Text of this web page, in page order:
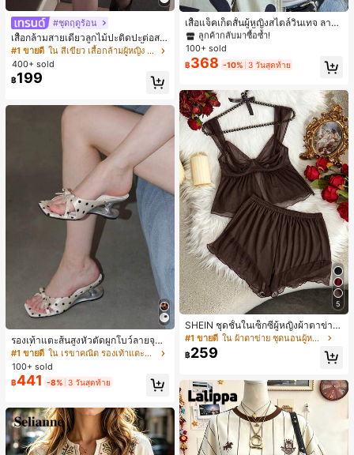
#ชุดฤดูร้อน
เสื้อกล้ามสายเดี่ยวลูกไม้ปะติดปะต่อสไ
ตล์เกาหลี, สุนทรียศาสตร์ Y2K, เสื้อผ้าส
ตรีทแวร์ลำลองฤดูร้อน
#1 ขายดี
ใน สีเขียว เสื้อกล้ามผู้หญิง & Camis
400+ sold
฿199
รองเท้าแตะส้นสูงหัวตัดผูกโบว์ลายจุดส
ายเดี่ยวส้นไม่สมมาตรสำหรับผู้หญิง, รอ
งเท้าแตะส้นสูงหนังเทียมสีขาวหรูหรา
สำหรับฤดูร้อน
#1 ขายดี
ใน เรขาคณิต รองเท้าแตะส้นสูงผู้หญิง
100+ sold
฿441 -8% 3 วันสุดท้าย
เสื้อแจ็คเก็ตสั้นผู้หญิงสไตล์วินเทจ ลายจุ
ดขนาดใหญ่ คอตั้ง เอวเข้ารูป แขนพอง
ทรงหลวม แฟชั่นอเนกประสงค์ สำหรับใ
ส่ประจำวันและไปเที่ยวพักผ่อน
#1 ขายดี
ใน กระเป๋า เสื้อคลุมลำลอง
ลูกค้ากลับมาซื้อซ้ำ!
#1 ขายดี ใน กระเป๋า เสื้อคลุมลำลอง
ลูกค้ากลับมาซื้อซ้ำ!
#1 ขายดี ใน กระเป๋า เสื้อคลุมลำลอง
ลูกค้ากลับมาซื้อซ้ำ!
#1 ขายดี ใน กระเป๋า เสื้อคลุมลำลอง
100+ sold
฿368 -10% 3 วันสุดท้าย
5
SHEIN ชุดชั้นในเซ็กซี่ผู้หญิงผ้าตาข่าย
มีโครงคัพบาง
#1 ขายดี ใน ผ้าตาข่าย ชุดนอนผู้หญิง
฿259